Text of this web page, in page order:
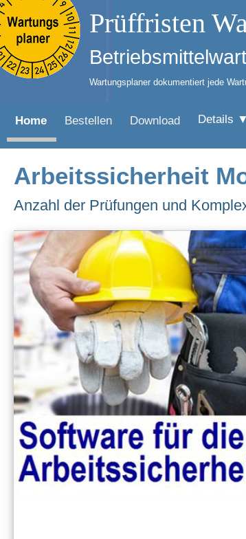
Prüffristen
Wartungsplaner dokumentiert jede
Home Bestellen Download Details ▼
Arbeitssicherheit
Anzahl der Prüfungen und